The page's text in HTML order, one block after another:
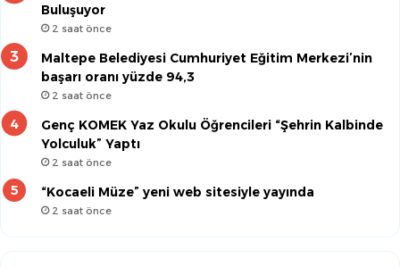
Buluşuyor
2 saat önce
Maltepe Belediyesi Cumhuriyet Eğitim Merkezi’nin
başarı oranı yüzde 94,3
2 saat önce
Genç KOMEK Yaz Okulu Öğrencileri “Şehrin Kalbinde
Yolculuk” Yaptı
2 saat önce
“Kocaeli Müze” yeni web sitesiyle yayında
2 saat önce